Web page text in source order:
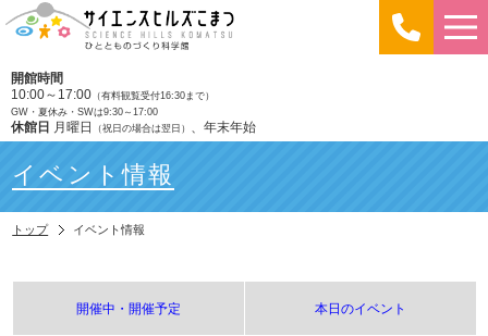
開館時間
10:00～17:00 （有料観覧受付16:30まで）
GW・夏休み・SWは9:30～17:00
休館日 月曜日 （祝日の場合は翌日） 、年末年始
イベント情報
トップ イベント情報
開催中・開催予定 本日のイベント